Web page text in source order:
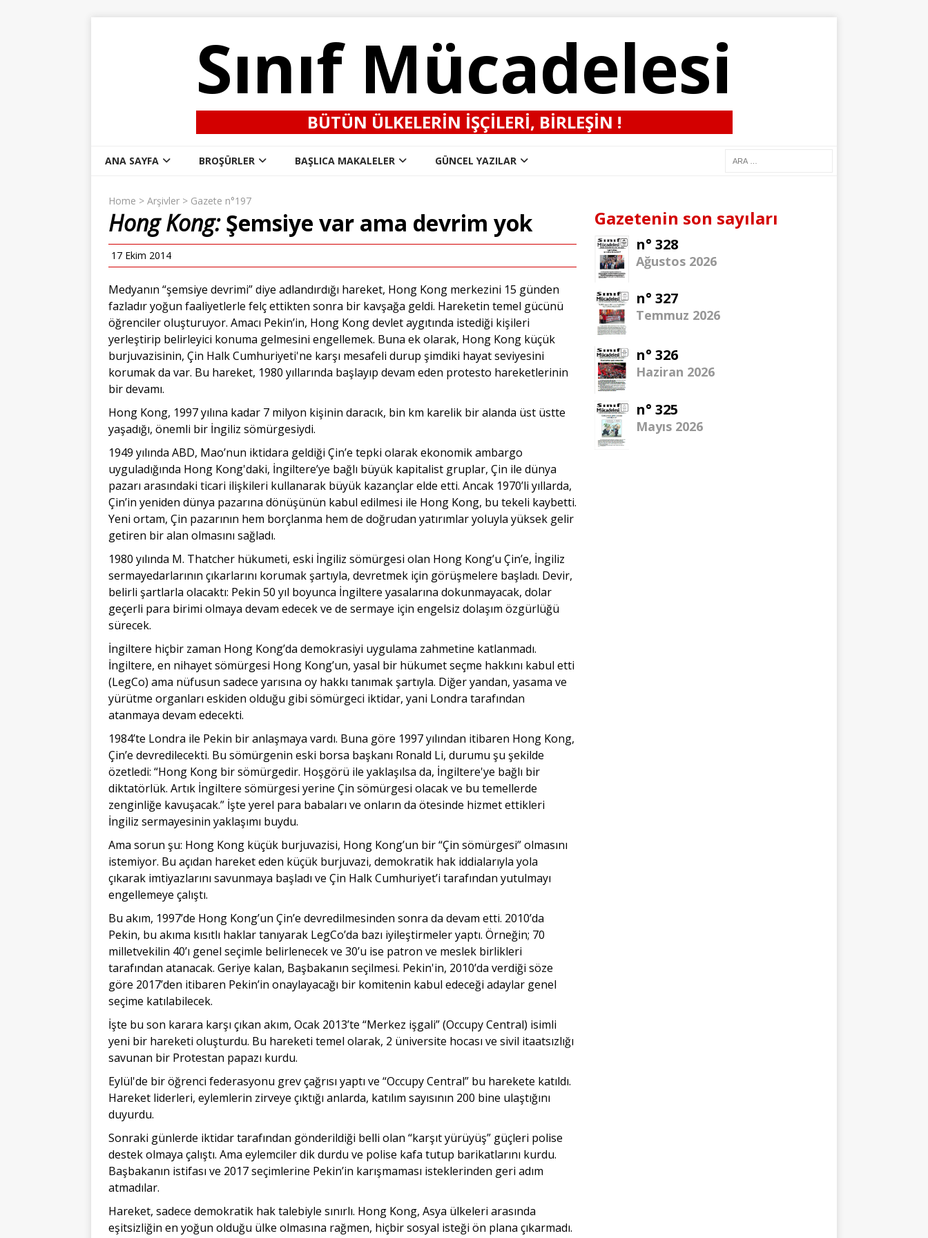
Sınıf Mücadelesi
BÜTÜN ÜLKELERIN IŞÇILERI, BIRLEŞIN !
ANA SAYFA BROŞÜRLER BAŞLICA MAKALELER GÜNCEL YAZILAR
Home > Arşivler > Gazete n°197
Hong Kong:Şemsiye var ama devrim yok
17 Ekim 2014
Medyanın “şemsiye devrimi” diye adlandırdığı hareket, Hong Kong merkezini 15 günden
fazladır yoğun faaliyetlerle felç ettikten sonra bir kavşağa geldi. Hareketin temel gücünü
öğrenciler oluşturuyor. Amacı Pekin’in, Hong Kong devlet aygıtında istediği kişileri
yerleştirip belirleyici konuma gelmesini engellemek. Buna ek olarak, Hong Kong küçük
burjuvazisinin, Çin Halk Cumhuriyeti'ne karşı mesafeli durup şimdiki hayat seviyesini
korumak da var. Bu hareket, 1980 yıllarında başlayıp devam eden protesto hareketlerinin
bir devamı.
Hong Kong, 1997 yılına kadar 7 milyon kişinin daracık, bin km karelik bir alanda üst üstte
yaşadığı, önemli bir İngiliz sömürgesiydi.
1949 yılında ABD, Mao’nun iktidara geldiği Çin’e tepki olarak ekonomik ambargo
uyguladığında Hong Kong'daki, İngiltere’ye bağlı büyük kapitalist gruplar, Çin ile dünya
pazarı arasındaki ticari ilişkileri kullanarak büyük kazançlar elde etti. Ancak 1970’li yıllarda,
Çin’in yeniden dünya pazarına dönüşünün kabul edilmesi ile Hong Kong, bu tekeli kaybetti.
Yeni ortam, Çin pazarının hem borçlanma hem de doğrudan yatırımlar yoluyla yüksek gelir
getiren bir alan olmasını sağladı.
1980 yılında M. Thatcher hükumeti, eski İngiliz sömürgesi olan Hong Kong’u Çin’e, İngiliz
sermayedarlarının çıkarlarını korumak şartıyla, devretmek için görüşmelere başladı. Devir,
belirli şartlarla olacaktı: Pekin 50 yıl boyunca İngiltere yasalarına dokunmayacak, dolar
geçerli para birimi olmaya devam edecek ve de sermaye için engelsiz dolaşım özgürlüğü
sürecek.
İngiltere hiçbir zaman Hong Kong’da demokrasiyi uygulama zahmetine katlanmadı.
İngiltere, en nihayet sömürgesi Hong Kong’un, yasal bir hükumet seçme hakkını kabul etti
(LegCo) ama nüfusun sadece yarısına oy hakkı tanımak şartıyla. Diğer yandan, yasama ve
yürütme organları eskiden olduğu gibi sömürgeci iktidar, yani Londra tarafından
atanmaya devam edecekti.
1984’te Londra ile Pekin bir anlaşmaya vardı. Buna göre 1997 yılından itibaren Hong Kong,
Çin’e devredilecekti. Bu sömürgenin eski borsa başkanı Ronald Li, durumu şu şekilde
özetledi: “Hong Kong bir sömürgedir. Hoşgörü ile yaklaşılsa da, İngiltere'ye bağlı bir
diktatörlük. Artık İngiltere sömürgesi yerine Çin sömürgesi olacak ve bu temellerde
zenginliğe kavuşacak.” İşte yerel para babaları ve onların da ötesinde hizmet ettikleri
İngiliz sermayesinin yaklaşımı buydu.
Ama sorun şu: Hong Kong küçük burjuvazisi, Hong Kong’un bir “Çin sömürgesi” olmasını
istemiyor. Bu açıdan hareket eden küçük burjuvazi, demokratik hak iddialarıyla yola
çıkarak imtiyazlarını savunmaya başladı ve Çin Halk Cumhuriyet’i tarafından yutulmayı
engellemeye çalıştı.
Bu akım, 1997’de Hong Kong’un Çin’e devredilmesinden sonra da devam etti. 2010’da
Pekin, bu akıma kısıtlı haklar tanıyarak LegCo’da bazı iyileştirmeler yaptı. Örneğin; 70
milletvekilin 40’ı genel seçimle belirlenecek ve 30’u ise patron ve meslek birlikleri
tarafından atanacak. Geriye kalan, Başbakanın seçilmesi. Pekin'in, 2010’da verdiği söze
göre 2017’den itibaren Pekin’in onaylayacağı bir komitenin kabul edeceği adaylar genel
seçime katılabilecek.
İşte bu son karara karşı çıkan akım, Ocak 2013’te “Merkez işgali” (Occupy Central) isimli
yeni bir hareketi oluşturdu. Bu hareketi temel olarak, 2 üniversite hocası ve sivil itaatsızlığı
savunan bir Protestan papazı kurdu.
Eylül'de bir öğrenci federasyonu grev çağrısı yaptı ve “Occupy Central” bu harekete katıldı.
Hareket liderleri, eylemlerin zirveye çıktığı anlarda, katılım sayısının 200 bine ulaştığını
duyurdu.
Sonraki günlerde iktidar tarafından gönderildiği belli olan “karşıt yürüyüş” güçleri polise
destek olmaya çalıştı. Ama eylemciler dik durdu ve polise kafa tutup barikatlarını kurdu.
Başbakanın istifası ve 2017 seçimlerine Pekin’in karışmaması isteklerinden geri adım
atmadılar.
Hareket, sadece demokratik hak talebiyle sınırlı. Hong Kong, Asya ülkeleri arasında
eşitsizliğin en yoğun olduğu ülke olmasına rağmen, hiçbir sosyal isteği ön plana çıkarmadı.
Gazetenin son sayıları
n° 328
Ağustos 2026
n° 327
Temmuz 2026
n° 326
Haziran 2026
n° 325
Mayıs 2026